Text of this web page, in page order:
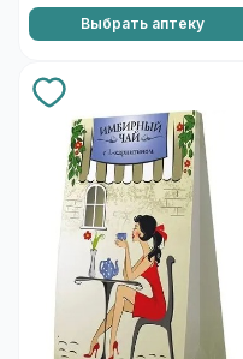
Выбрать аптеку